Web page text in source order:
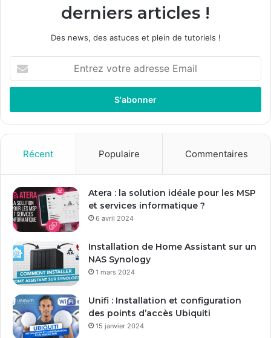
derniers articles !
Des news, des astuces et plein de tutoriels !
t
e
z
r
e
a
d
s
e
m
a
Récent Populaire Commentaires
Atera : la solution idéale pour les MSP
et services informatique ?
6 avril 2024
Installation de Home Assistant sur un
NAS Synology
1 mars 2024
Unifi : Installation et configuration
des points d’accès Ubiquiti
15 janvier 2024